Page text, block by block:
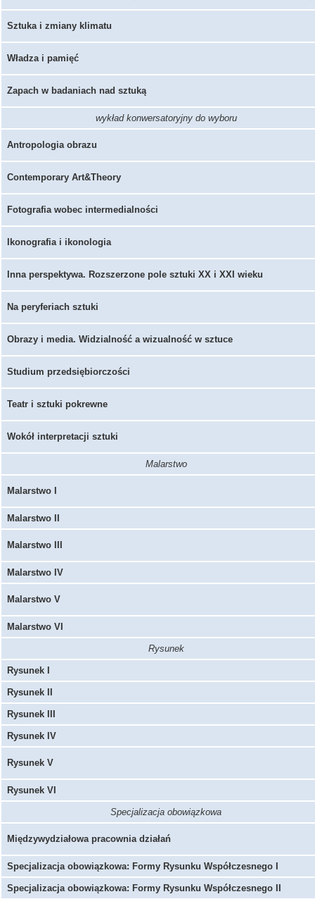
Sztuka i zmiany klimatu
Władza i pamięć
Zapach w badaniach nad sztuką
wykład konwersatoryjny do wyboru
Antropologia obrazu
Contemporary Art&Theory
Fotografia wobec intermedialności
Ikonografia i ikonologia
Inna perspektywa. Rozszerzone pole sztuki XX i XXI wieku
Na peryferiach sztuki
Obrazy i media. Widzialność a wizualność w sztuce
Studium przedsiębiorczości
Teatr i sztuki pokrewne
Wokół interpretacji sztuki
Malarstwo
Malarstwo I
Malarstwo II
Malarstwo III
Malarstwo IV
Malarstwo V
Malarstwo VI
Rysunek
Rysunek I
Rysunek II
Rysunek III
Rysunek IV
Rysunek V
Rysunek VI
Specjalizacja obowiązkowa
Międzywydziałowa pracownia działań
Specjalizacja obowiązkowa: Formy Rysunku Współczesnego I
Specjalizacja obowiązkowa: Formy Rysunku Współczesnego II